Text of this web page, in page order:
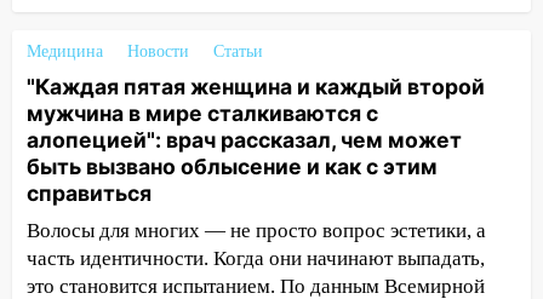
полицейские проведут акцию «Час
пассажира»
13:20
В Ульяновске за один день
обокрали женщину на пляже и
подростка в сквере
13:01 В Димитровграде мужчина
выбросил из машины страйкбольную
гранату: его задержали
Медицина Новости Статьи
"Каждая пятая женщина и каждый второй
мужчина в мире сталкиваются с
алопецией": врач рассказал, чем может
быть вызвано облысение и как с этим
справиться
Волосы для многих — не просто вопрос эстетики, а
часть идентичности. Когда они начинают выпадать,
это становится испытанием. По данным Всемирной